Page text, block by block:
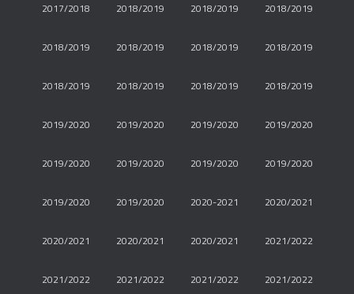
2017/2018 2018/2019 2018/2019 2018/2019
2018/2019 2018/2019 2018/2019 2018/2019
2018/2019 2018/2019 2018/2019 2018/2019
2019/2020 2019/2020 2019/2020 2019/2020
2019/2020 2019/2020 2019/2020 2019/2020
2019/2020 2019/2020 2020-2021 2020/2021
2020/2021 2020/2021 2020/2021 2021/2022
2021/2022 2021/2022 2021/2022 2021/2022